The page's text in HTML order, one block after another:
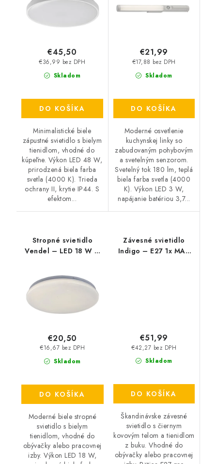
Skladom
€36,99 bez DPH
€45,50
DO KOŠÍKA
Minimalistické biele
zápustné svietidlo s bielym
tienidlom, vhodné do
kúpeľne. Výkon LED 48 W,
prirodzená biela farba
svetla (4000 K). Trieda
ochrany II, krytie IP44. S
efektom...
Skladom
€17,88 bez DPH
€21,99
DO KOŠÍKA
Moderné osvetlenie
kuchynskej linky so
zabudovaným pohybovým
a svetelným senzorom.
Svetelný tok 180 lm, teplá
biela farba svetla (4000
K). Výkon LED 3 W,
napájanie batériou 3,7...
Stropné svietidlo
Vendel – LED 18 W –
Skladom
€16,67 bez DPH
€20,50
DO KOŠÍKA
Moderné biele stropné
svietidlo s bielym
tienidlom, vhodné do
obývačky alebo pracovnej
izby. Výkon LED 18 W,
Závesné svietidlo
Indigo – E27 1x MAX
Skladom
€42,27 bez DPH
€51,99
DO KOŠÍKA
Škandinávske závesné
svietidlo s čiernym
kovovým telom a tienidlom
z buku. Vhodné do
obývačky alebo pracovnej